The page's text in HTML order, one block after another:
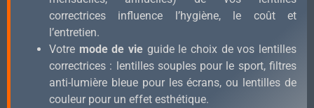
correctrices influence l’hygiène, le coût et
l’entretien.
Votre mode de vie guide le choix de vos lentilles
correctrices : lentilles souples pour le sport, filtres
anti-lumière bleue pour les écrans, ou lentilles de
couleur pour un effet esthétique.